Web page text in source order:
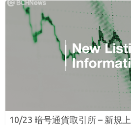
10/23 暗号通貨取引所 – 新規